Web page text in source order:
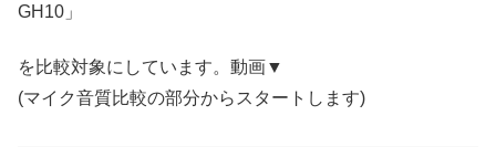
GH10」
を比較対象にしています。動画▼
(マイク音質比較の部分からスタートします)